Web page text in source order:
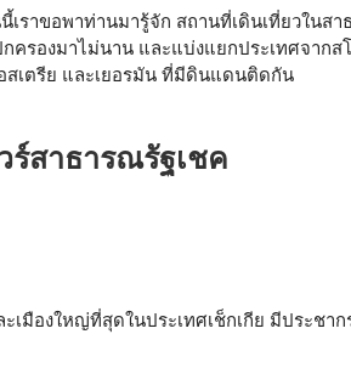
เราขอพาท่านมารู้จัก สถานที่เดินเที่ยวในส
รองมาไม่นาน และแบ่งแยกประเทศจาก
สเตรีย และเยอรมัน ที่มีดินแดนติดกัน
ร์สาธารณรัฐเชค
เมืองใหญ่ที่สุดในประเทศเช็กเกีย มีประช